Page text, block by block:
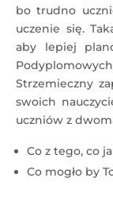
bo trudno
uczenie się.
aby lepiej
Strzemieczny
swoich
uczniów z
Co z tego, co
Co mogło by